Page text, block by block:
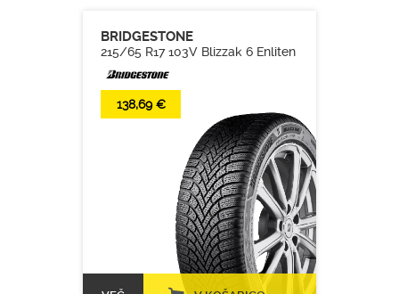
BRIDGESTONE
215/65 R17 103V Blizzak 6 Enliten
138,69 €